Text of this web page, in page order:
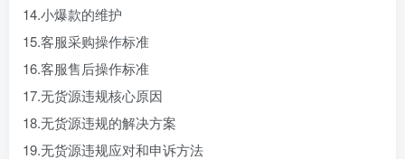
14.小爆款的维护
15.客服采购操作标准
16.客服售后操作标准
17.无货源违规核心原因
18.无货源违规的解决方案
19.无货源违规应对和申诉方法